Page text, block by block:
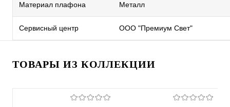
Материал плафона Металл
Сервисный центр ООО "Премиум Свет"
ТОВАРЫ ИЗ КОЛЛЕКЦИИ